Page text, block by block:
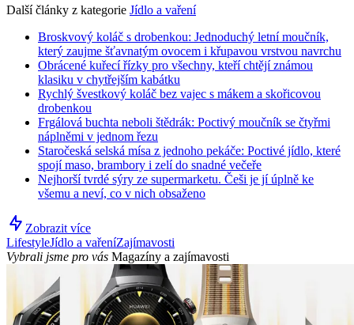
Další články z kategorie Jídlo a vaření
Broskvový koláč s drobenkou: Jednoduchý letní moučník,
který zaujme šťavnatým ovocem i křupavou vrstvou navrchu
Obrácené kuřecí řízky pro všechny, kteří chtějí známou
klasiku v chytřejším kabátku
Rychlý švestkový koláč bez vajec s mákem a skořicovou
drobenkou
Frgálová buchta neboli štědrák: Poctivý moučník se čtyřmi
náplněmi v jednom řezu
Staročeská selská mísa z jednoho pekáče: Poctivé jídlo, které
spojí maso, brambory i zelí do snadné večeře
Nejhorší tvrdé sýry ze supermarketu. Češi je jí úplně ke
všemu a neví, co v nich obsaženo
Zobrazit více
LifestyleJídlo a vařeníZajímavosti
Vybrali jsme pro vás Magazíny a zajímavosti